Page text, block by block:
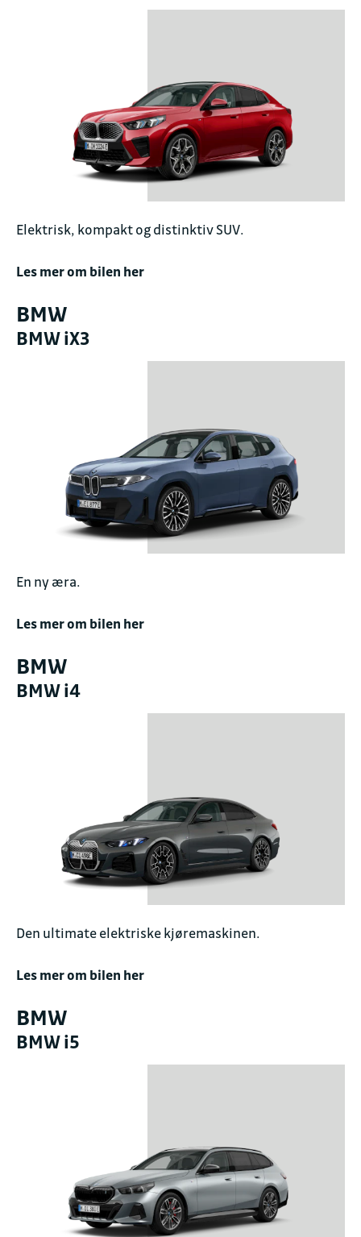
Elektrisk, kompakt og distinktiv SUV.
Les mer om bilen her
BMW
BMW iX3
En ny æra.
Les mer om bilen her
BMW
BMW i4
Den ultimate elektriske kjøremaskinen.
Les mer om bilen her
BMW
BMW i5